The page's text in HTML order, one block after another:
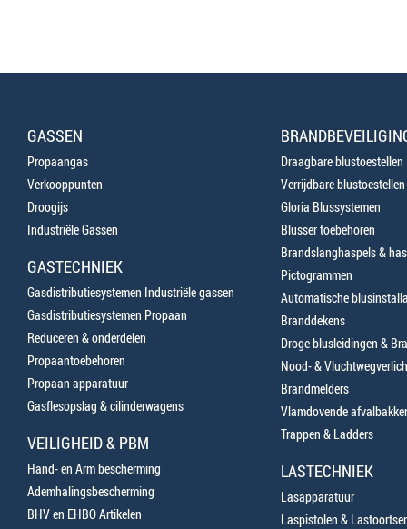
GASSEN
Propaangas
Verkooppunten
Droogijs
Industriële Gassen
GASTECHNIEK
Gasdistributiesystemen Industriële gassen
Gasdistributiesystemen Propaan
Reduceren & onderdelen
Propaantoebehoren
Propaan apparatuur
Gasflesopslag & cilinderwagens
VEILIGHEID & PBM
Hand- en Arm bescherming
Ademhalingsbescherming
BHV en EHBO Artikelen
Draagbare blustoestellen
Verrijdbare blustoestellen
Gloria Blussystemen
Blusser toebehoren
Brandslanghaspels &
Pictogrammen
Automatische
Branddekens
Droge blusleidingen &
Nood- &
Brandmelders
Vlamdovende
Trappen & Ladders
LASTECHNIEK
Lasapparatuur
Laspistolen &